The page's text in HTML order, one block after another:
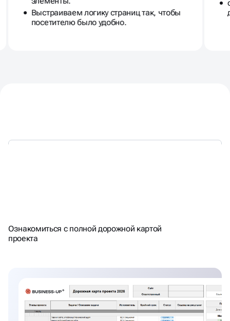
Выстраиваем логику страниц так, чтобы
посетителю было удобно.
СЧИТАЕМ ПЛАН\ФАКТ
МЕСЯЦ. РАБОТАЕМ С KPI
Ознакомиться с полной дорожной картой
проекта